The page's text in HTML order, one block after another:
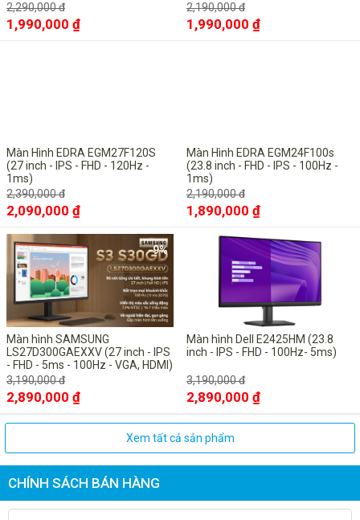
2,290,000 đ
1,990,000 ₫
2,190,000 đ
1,990,000 ₫
Màn Hình EDRA EGM27F120S
(27 inch - IPS - FHD - 120Hz -
1ms)
2,390,000 đ
2,090,000 ₫
Màn Hình EDRA EGM24F100s
(23.8 inch - FHD - IPS - 100Hz -
1ms)
2,190,000 đ
1,890,000 ₫
Màn hình SAMSUNG
LS27D300GAEXXV (27 inch - IPS
- FHD - 5ms - 100Hz - VGA, HDMI)
3,190,000 đ
2,890,000 ₫
-9%
Màn hình Dell E2425HM (23.8
inch - IPS - FHD - 100Hz- 5ms)
3,190,000 đ
2,890,000 ₫
Xem tất cả sản phẩm
CHÍNH SÁCH BÁN HÀNG